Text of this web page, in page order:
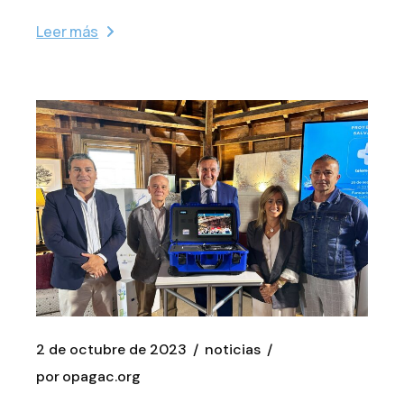
Leer más
2 de octubre de 2023
noticias
poropagac.org